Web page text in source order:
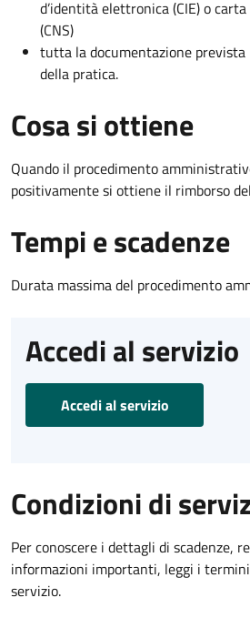
d’identità elettronica (CIE) o
(CNS)
tutta la documentazione prevista
della pratica.
Cosa si ottiene
Quando il procedimento
positivamente si ottiene il rimborso
Tempi e scadenze
Durata massima del procedimento
Accedi al servizio
Accedi al servizio
Condizioni di
Per conoscere i dettagli di scadenze,
informazioni importanti, leggi i
servizio.